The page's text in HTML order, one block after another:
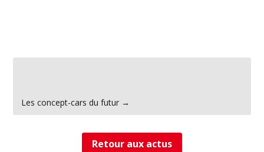
Les concept-cars du futur →
Retour aux actus